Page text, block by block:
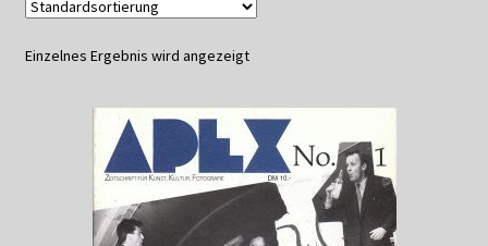
Einzelnes Ergebnis wird angezeigt